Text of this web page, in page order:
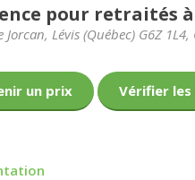
pour retraités
Jorcan, Lévis (Québec) G6Z 1L4,
un prix Vérifier